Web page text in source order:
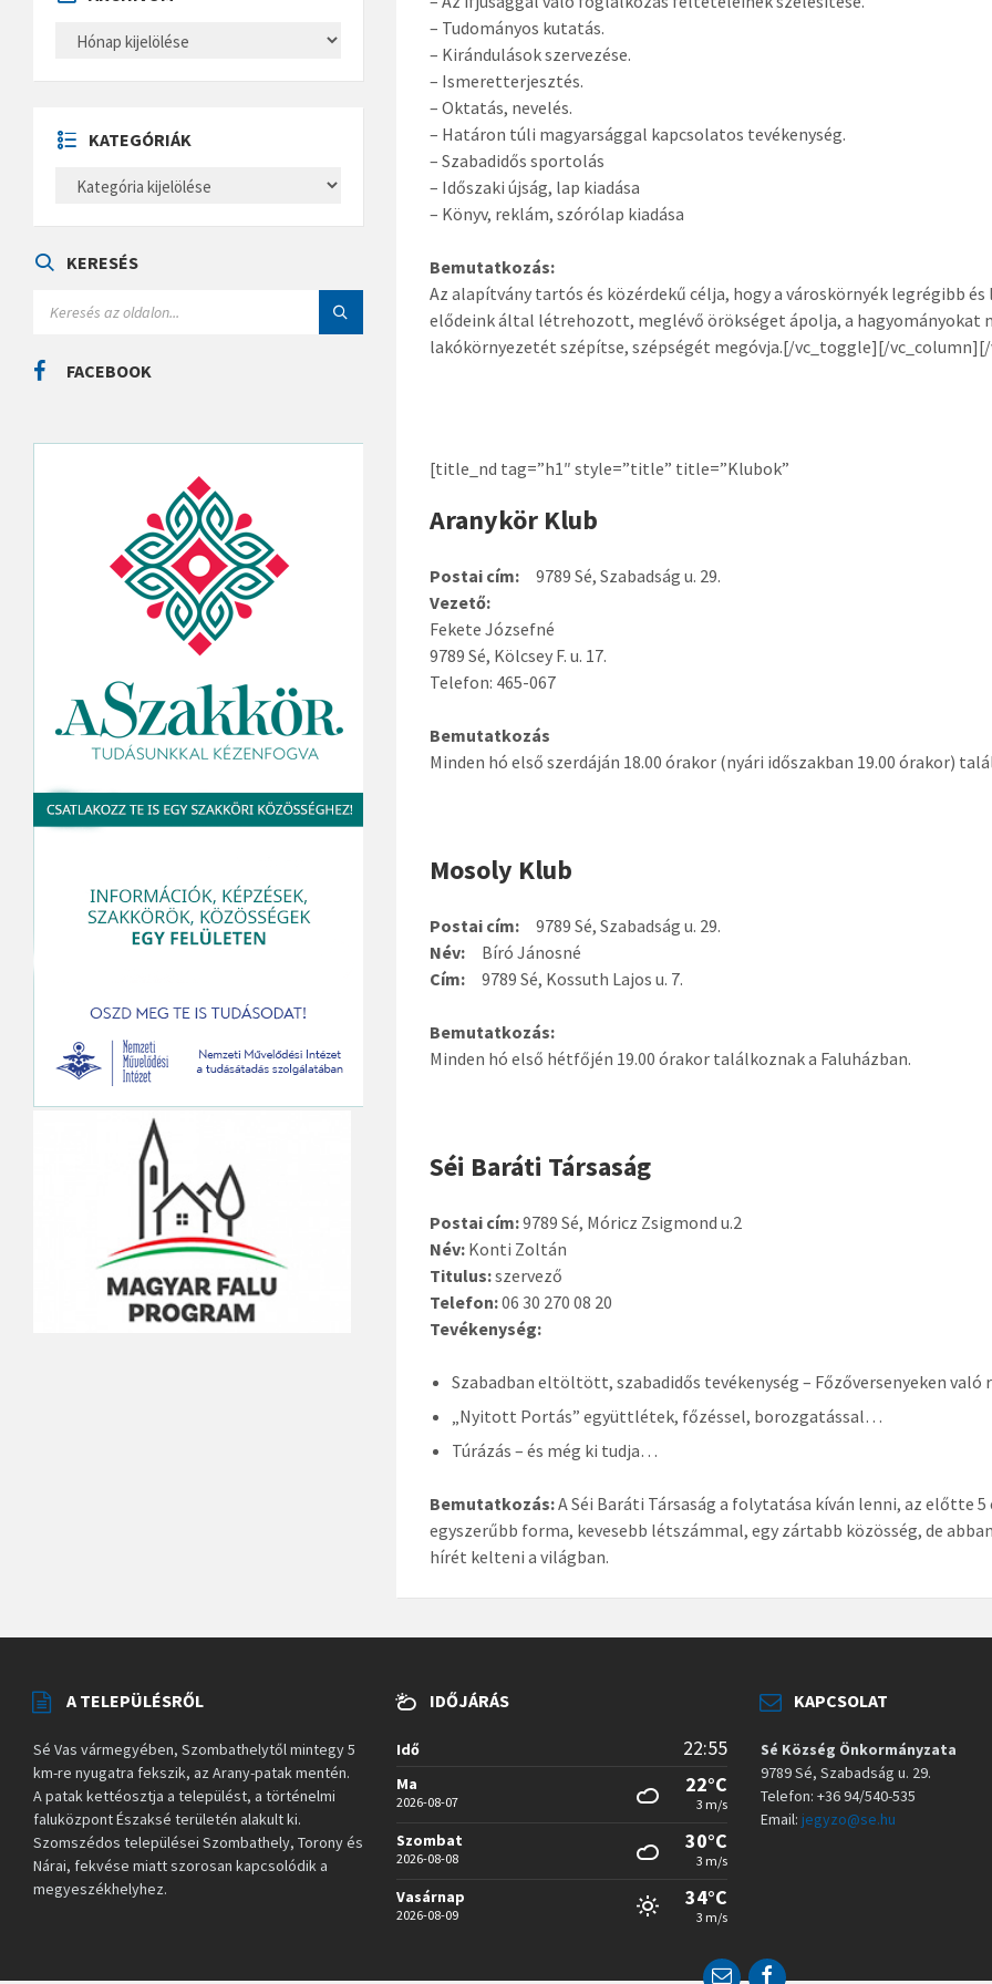
– Tudományos kutatás.
– Kirándulások szervezése.
– Ismeretterjesztés.
– Oktatás, nevelés.
– Határon túli magyarsággal kapcsolatos tevékenység.
– Szabadidős sportolás
– Időszaki újság, lap kiadása
– Könyv, reklám, szórólap kiadása
Bemutatkozás:
Az alapítvány tartós és közérdekű célja, hogy a városkörnyék legrégibb
elődeink által létrehozott, meglévő örökséget ápolja, a hagyományokat
lakókörnyezetét szépítse, szépségét megóvja.[/vc_toggle][/
[title_nd tag=”h1″ style=”title” title=”Klubok”
Aranykör Klub
Postai cím: 9789 Sé, Szabadság u. 29.
Vezető:
Fekete Józsefné
9789 Sé, Kölcsey F. u. 17.
Telefon: 465-067
Bemutatkozás
Minden hó első szerdáján 18.00 órakor (nyári időszakban 19.00 órakor)
Mosoly Klub
Postai cím: 9789 Sé, Szabadság u. 29.
Név:
Bíró Jánosné
Cím:
9789 Sé, Kossuth Lajos u. 7.
Bemutatkozás:
Minden hó első hétfőjén 19.00 órakor találkoznak a Faluházban.
Séi Baráti Társaság
Postai cím:9789 Sé, Móricz Zsigmond u.2
Név: Konti Zoltán
Titulus:szervező
Telefon:06 30 270 08 20
Tevékenység:
Szabadban eltöltött, szabadidős tevékenység – Főzőversenyeken való
„Nyitott Portás” együttlétek, főzéssel, borozgatással…
Túrázás – és még ki tudja…
Bemutatkozás:A Séi Baráti Társaság a folytatása kíván lenni, az előtte
egyszerűbb forma, kevesebb létszámmal, egy zártabb közösség, de
hírét kelteni a világban.
H
U
M
KATEGÓRIÁK
E
Á
KERESÉS
C
H
FACEBOOK
A TELEPÜLÉSRŐL
Sé Vas vármegyében, Szombathelytől mintegy 5
km-re nyugatra fekszik, az Arany-patak mentén.
A patak kettéosztja a települést, a történelmi
faluközpont Északsé területén alakult ki.
Szomszédos települései Szombathely, Torony és
Nárai, fekvése miatt szorosan kapcsolódik a
megyeszékhelyhez.
IDŐJÁRÁS
Idő 22:55
Ma
2026-08-07
22°C
3 m/s
Szombat
2026-08-08
30°C
3 m/s
Vasárnap
2026-08-09
34°C
3 m/s
KAPCSOLAT
Sé Község Önkormányzata
9789 Sé, Szabadság u. 29.
Telefon: +36 94/540-535
Email: jegyzo@se.hu
E
F